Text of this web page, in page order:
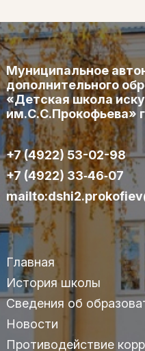
Муниципальное
дополнительного
«Детская школа
им.С.С.Прокофьева»
+7 (4922) 53-02-98
+7 (4922) 33‑46‑07
Главная
История школы
Сведения об
Новости
Противодействие